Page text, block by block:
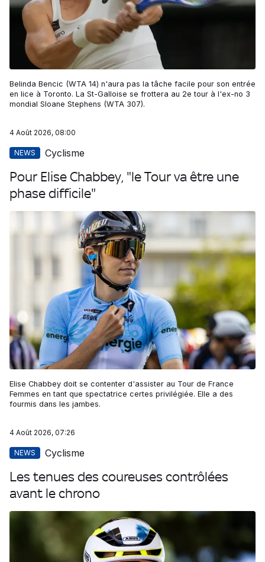
Belinda Bencic (WTA 14) n'aura pas la tâche facile pour son entrée
en lice à Toronto. La St-Galloise se frottera au 2e tour à l'ex-no 3
mondial Sloane Stephens (WTA 307).
4 Août 2026, 08:00
NEWS Cyclisme
Pour Elise Chabbey, "le Tour va être une
phase difficile"
Elise Chabbey doit se contenter d'assister au Tour de France
Femmes en tant que spectatrice certes privilégiée. Elle a des
fourmis dans les jambes.
4 Août 2026, 07:26
NEWS Cyclisme
Les tenues des coureuses contrôlées
avant le chrono